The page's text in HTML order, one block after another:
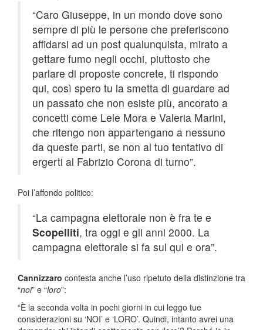
“Caro Giuseppe, in un mondo dove sono
sempre di più le persone che preferiscono
affidarsi ad un post qualunquista, mirato a
gettare fumo negli occhi, piuttosto che
parlare di proposte concrete, ti rispondo
qui, così spero tu la smetta di guardare ad
un passato che non esiste più, ancorato a
concetti come Lele Mora e Valeria Marini,
che ritengo non appartengano a nessuno
da queste parti, se non al tuo tentativo di
ergerti al Fabrizio Corona di turno”.
Poi l’affondo politico:
“La campagna elettorale non è fra te e
Scopelliti, tra oggi e gli anni 2000. La
campagna elettorale si fa sul qui e ora”.
Cannizzaro contesta anche l’uso ripetuto della distinzione tra
“noi” e “loro”:
“È la seconda volta in pochi giorni in cui leggo tue
considerazioni su ‘NOI’ e ‘LORO’. Quindi, intanto avrei una